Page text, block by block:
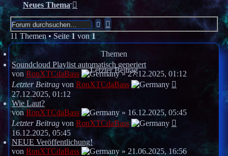
Neues Thema
SucheErweiterte
Suche
11 Themen • Seite1von1
Themen
Letzter Beitrag
Soundcloud Playlist automatisch generiert
von RonXTCdaBass »27.12.2025, 01:12
Letzter Beitrag von RonXTCdaBass
27.12.2025, 01:12
Wie Laut?
vonRonXTCdaBass »16.12.2025, 05:45
Letzter Beitrag von RonXTCdaBass
16.12.2025, 05:45
NEUE Veröffentlichung!
von RonXTCdaBass » 21.06.2025, 16:56